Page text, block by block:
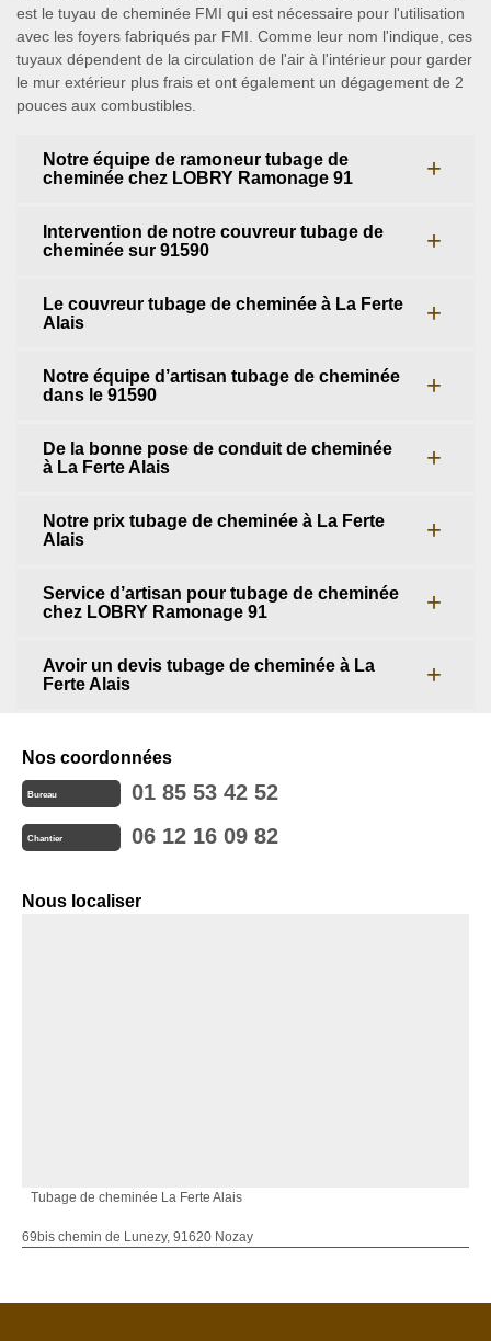
est le tuyau de cheminée FMI qui est nécessaire pour l'utilisation
avec les foyers fabriqués par FMI. Comme leur nom l'indique, ces
tuyaux dépendent de la circulation de l'air à l'intérieur pour garder
le mur extérieur plus frais et ont également un dégagement de 2
pouces aux combustibles.
Notre équipe de ramoneur tubage de
cheminée chez LOBRY Ramonage 91
Intervention de notre couvreur tubage de
cheminée sur 91590
Le couvreur tubage de cheminée à La Ferte
Alais
Notre équipe d’artisan tubage de cheminée
dans le 91590
De la bonne pose de conduit de cheminée
à La Ferte Alais
Notre prix tubage de cheminée à La Ferte
Alais
Service d’artisan pour tubage de cheminée
chez LOBRY Ramonage 91
Avoir un devis tubage de cheminée à La
Ferte Alais
Nos coordonnées
Bureau 01 85 53 42 52
Chantier 06 12 16 09 82
Nous localiser
Tubage de cheminée La Ferte Alais
69bis chemin de Lunezy, 91620 Nozay